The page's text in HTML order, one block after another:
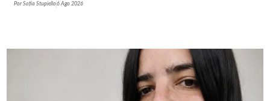
PorSofía Stupiello6 Ago 2026